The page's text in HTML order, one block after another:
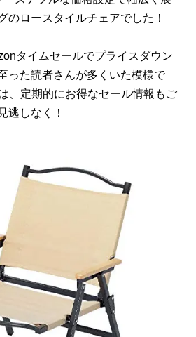
のロースタイルチェアでした！
タイムセールでプライスダウン
った読者さんが多くいた模様で
、定期的にお得なセール情報もご
逃しなく！